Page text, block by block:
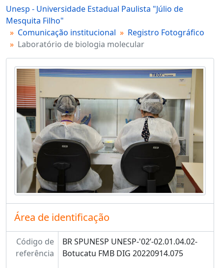
Unesp - Universidade Estadual Paulista "Júlio de
Mesquita Filho"
Comunicação institucional
Registro Fotográfico
Laboratório de biologia molecular
Área de identificação
Código de
referência
BR SPUNESP UNESP-'02’-02.01.04.02-
Botucatu FMB DIG 20220914.075